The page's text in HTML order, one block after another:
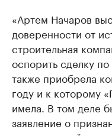
«Артем Начаров
доверенности от
строительная
оспорить сделку
также приобрела
году и к которому
имела. В том деле
заявление о